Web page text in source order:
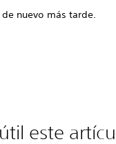
nuevo más tarde.
este